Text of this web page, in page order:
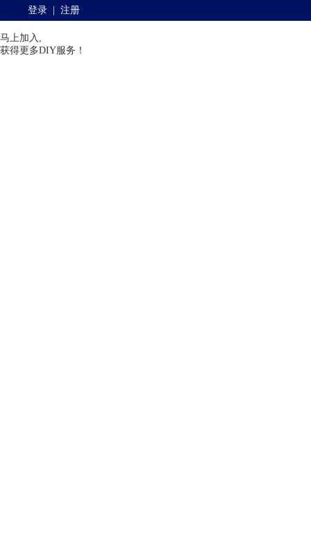
登录 注册
马上加入,
获得更多DIY服务！